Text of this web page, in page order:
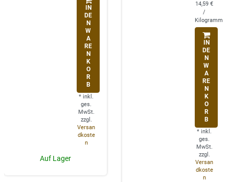
IN
DE
N
W
A
RE
N
K
O
R
B
* inkl.
ges.
MwSt.
zzgl.
Versan
dkoste
n
Auf Lager
14,59 €
/
Kilogramm
IN
DE
N
W
A
RE
N
K
O
R
B
* inkl.
ges.
MwSt.
zzgl.
Versan
dkoste
n